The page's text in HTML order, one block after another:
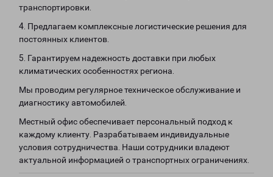
транспортировки.
4. Предлагаем комплексные логистические решения для
постоянных клиентов.
5. Гарантируем надежность доставки при любых
климатических особенностях региона.
Мы проводим регулярное техническое обслуживание и
диагностику автомобилей.
Местный офис обеспечивает персональный подход к
каждому клиенту. Разрабатываем индивидуальные
условия сотрудничества. Наши сотрудники владеют
актуальной информацией о транспортных ограничениях.